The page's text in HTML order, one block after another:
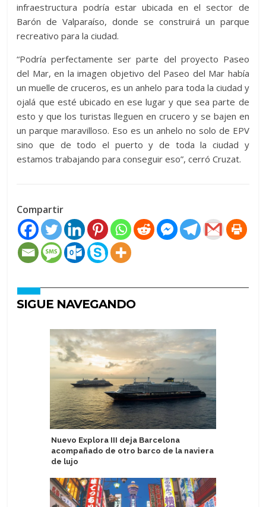
infraestructura podría estar ubicada en el sector de
Barón de Valparaíso, donde se construirá un parque
recreativo para la ciudad.
“Podría perfectamente ser parte del proyecto Paseo
del Mar, en la imagen objetivo del Paseo del Mar había
un muelle de cruceros, es un anhelo para toda la ciudad y
ojalá que esté ubicado en ese lugar y que sea parte de
esto y que los turistas lleguen en crucero y se bajen en
un parque maravilloso. Eso es un anhelo no solo de EPV
sino que de todo el puerto y de toda la ciudad y
estamos trabajando para conseguir eso”, cerró Cruzat.
Compartir
SIGUE NAVEGANDO
Nuevo Explora III deja Barcelona
acompañado de otro barco de la naviera
de lujo